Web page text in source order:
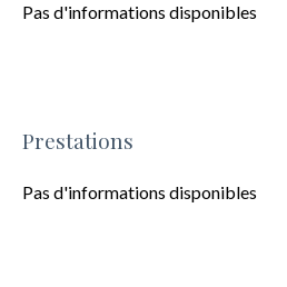
Pas d'informations disponibles
Prestations
Pas d'informations disponibles